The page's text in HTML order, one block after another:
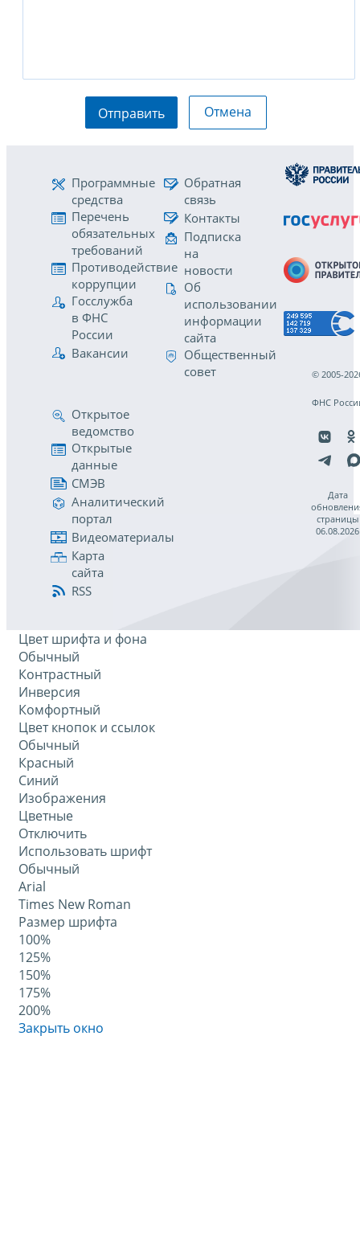
Отправить Отмена
Программные
средства
Перечень
обязательных
требований
Противодействие
коррупции
Госслужба
в ФНС
России
Вакансии
Обратная
связь
Контакты
Подписка
на
новости
Об
использовании
информации
сайта
Общественный
совет
Открытое
ведомство
Открытые
данные
СМЭВ
Аналитический
портал
Видеоматериалы
Карта
сайта
RSS
© 2005-
ФНС
Дата
страницы
06.08.2026
Цвет шрифта и фона
Обычный
Контрастный
Инверсия
Комфортный
Цвет кнопок и ссылок
Обычный
Красный
Синий
Изображения
Цветные
Отключить
Использовать шрифт
Обычный
Arial
Times New Roman
Размер шрифта
100%
125%
150%
175%
200%
Закрыть окно